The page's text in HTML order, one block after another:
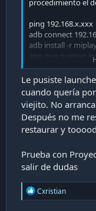
procedimiento el
ping 192.168.x.xxx
adb connect
adb install -r
app que quieran
adb shell
pm uninstall -k --
pm uninstall -k --
(ESTE PASO NO LO
USUARIO 0)
exit
exit
Le pusiste
cuando quería
viejito. No
Después no me
restaurar y
Prueba con
salir de dudas
R
e
Cxristian